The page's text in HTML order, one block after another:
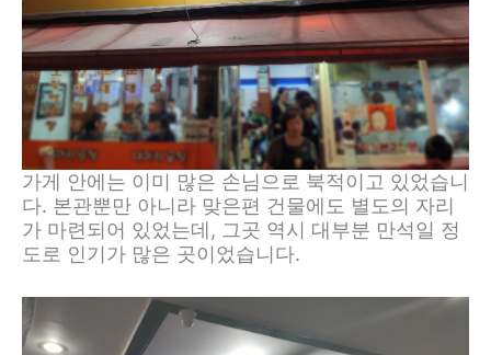
가게 안에는 이미 많은 손님으로 북적이고 있었습니
다. 본관뿐만 아니라 맞은편 건물에도 별도의 자리
가 마련되어 있었는데, 그곳 역시 대부분 만석일 정
도로 인기가 많은 곳이었습니다.